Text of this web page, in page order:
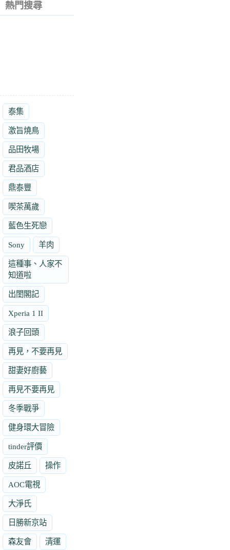
熱門搜尋
泰集
激旨燒鳥
品田牧場
君品酒店
鼎泰豐
喫茶萬歲
藍色生死戀
Sony 羊肉
這種事、人家不
知道啦
出閨閣記
Xperia 1 II
浪子回頭
再見，不要再見
甜妻好廚藝
再見不要再見
冬季戰爭
健身環大冒險
tinder評價
皮諾丘 操作
AOC電視
大淨氏
日勝新京站
森友會 清運